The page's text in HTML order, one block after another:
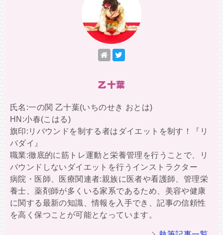
乙十葉
氏名:一の関 乙十葉(いちのせき おとは)
HN:小春(こはる)
旗印:リバウンドを制する者はダイエットを制す！『リ
バダイ』
職業:徹底的に筋トレ運動と栄養管理を行うことで、リ
バウンドしないダイエットを行うインストラクター
病院・医師、医療関連者:親族に医者や看護師、管理栄
養士、薬剤師が多くいる家系であるため、美容や健康
に関する最新の知識、情報を入手でき、記事の信頼性
を高く保つことが可能となっています。